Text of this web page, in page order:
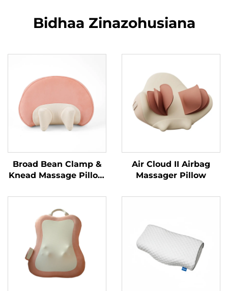
Bidhaa Zinazohusiana
Broad Bean Clamp &
Knead Massage Pillow
Air Cloud II Airbag
Massager Pillow